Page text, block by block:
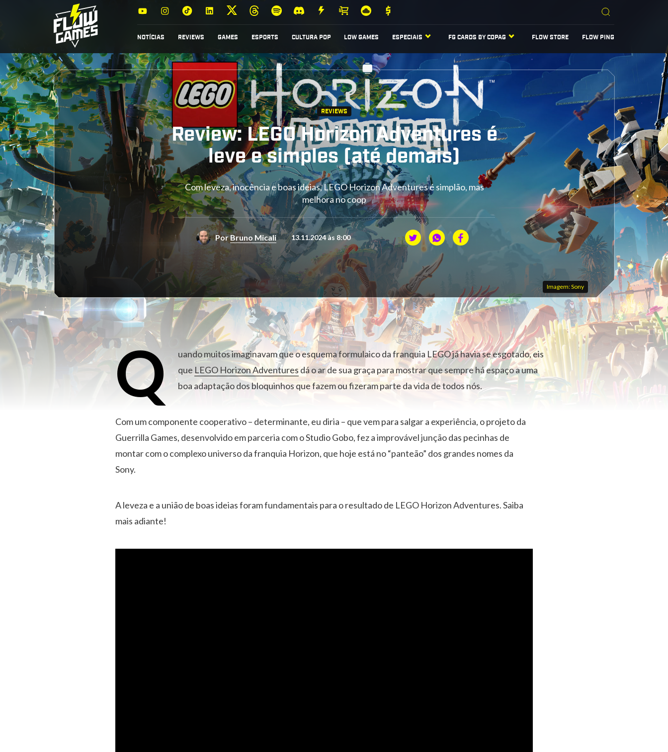
NOTÍCIAS REVIEWS GAMES ESPORTS CULTURA POP LOW GAMES ESPECIAIS FG CARDS BY COPAG FLOW STORE FLOW PING
REVIEWS
Review: LEGO Horizon Adventures é
leve e simples (até demais)
Com leveza, inocência e boas ideias, LEGO Horizon Adventures é simplão, mas
melhora no coop
PorBruno Micali 13.11.2024 às 8:00
Imagem: Sony
Q
uando muitos imaginavam que o esquema formulaico da franquia LEGO já havia se esgotado, eis
que LEGO Horizon Adventures dá o ar de sua graça para mostrar que sempre há espaço a uma
boa adaptação dos bloquinhos que fazem ou fizeram parte da vida de todos nós.
Com um componente cooperativo – determinante, eu diria – que vem para salgar a experiência, o projeto da
Guerrilla Games, desenvolvido em parceria com o Studio Gobo, fez a improvável junção das pecinhas de
montar com o complexo universo da franquia Horizon, que hoje está no “panteão” dos grandes nomes da
Sony.
A leveza e a união de boas ideias foram fundamentais para o resultado de LEGO Horizon Adventures. Saiba
mais adiante!